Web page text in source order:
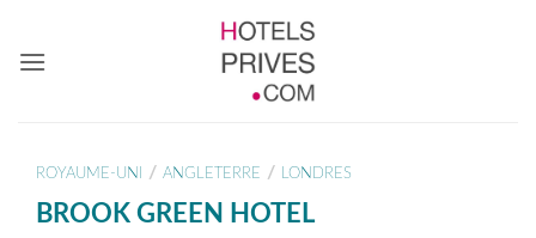
contenu
ROYAUME-UNI / ANGLETERRE / LONDRES
BROOK GREEN HOTEL